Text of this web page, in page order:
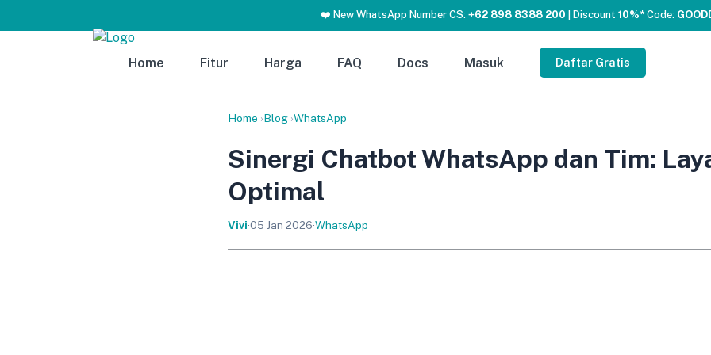
❤️ New WhatsApp Number CS: +62 898 8388 200 | Discount 10%* Code:
Home Fitur Harga FAQ Docs Masuk Daftar Gratis
Home ›Blog ›WhatsApp
Sinergi Chatbot WhatsApp dan Tim:
Optimal
Vivi·05 Jan 2026·WhatsApp